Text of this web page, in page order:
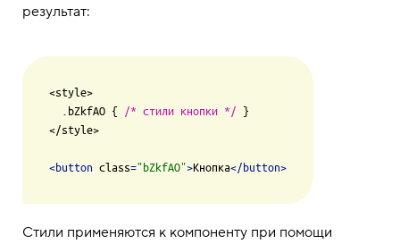
результат:
<style>
bZkfAO { /* стили кнопки */ }
</style>
<button class="bZkfAO">Кнопка</button>
Стили применяются к компоненту при помощи